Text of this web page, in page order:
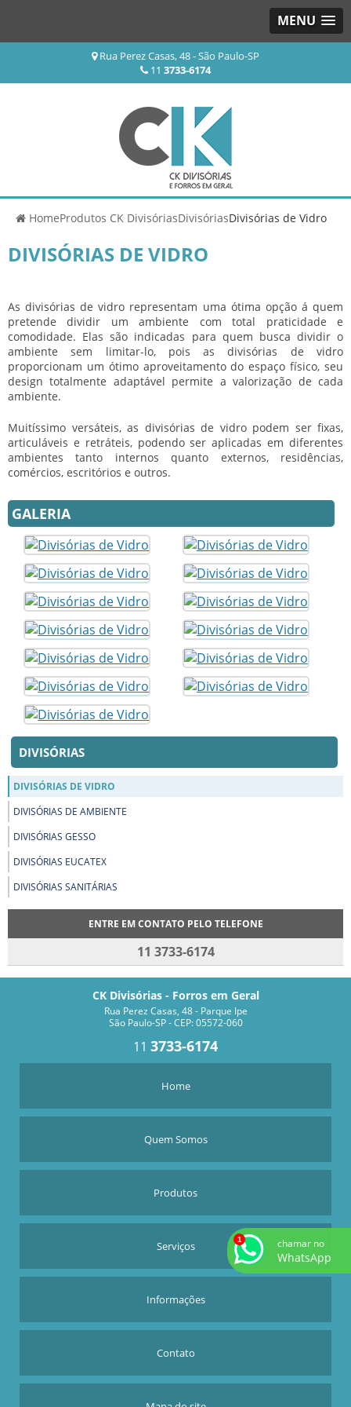
MENU
Rua Perez Casas, 48 - São Paulo-SP
11 3733-6174
HomeProdutos CK DivisóriasDivisóriasDivisórias de Vidro
DIVISÓRIAS DE VIDRO
As divisórias de vidro representam uma ótima opção á quem
pretende dividir um ambiente com total praticidade e
comodidade. Elas são indicadas para quem busca dividir o
ambiente sem limitar-lo, pois as divisórias de vidro
proporcionam um ótimo aproveitamento do espaço físico, seu
design totalmente adaptável permite a valorização de cada
ambiente.
Muitíssimo versáteis, as divisórias de vidro podem ser fixas,
articuláveis e retráteis, podendo ser aplicadas em diferentes
ambientes tanto internos quanto externos, residências,
comércios, escritórios e outros.
GALERIA
DIVISÓRIAS
DIVISÓRIAS DE VIDRO
DIVISÓRIAS DE AMBIENTE
DIVISÓRIAS GESSO
DIVISÓRIAS EUCATEX
DIVISÓRIAS SANITÁRIAS
ENTRE EM CONTATO PELO TELEFONE
11 3733-6174
CK Divisórias - Forros em Geral
Rua Perez Casas, 48 - Parque Ipe
São Paulo-SP - CEP: 05572-060
11 3733-6174
Home
Quem Somos
Produtos
Serviços
Informações
Contato
chamar no
WhatsApp